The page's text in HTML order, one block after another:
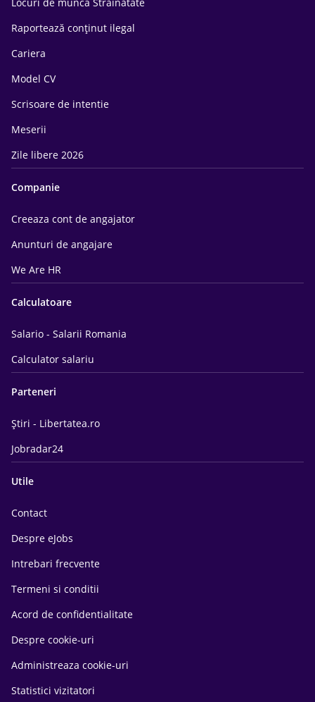
Raportează conținut ilegal
Cariera
Model CV
Scrisoare de intentie
Meserii
Zile libere 2026
Companie
Creeaza cont de angajator
Anunturi de angajare
We Are HR
Calculatoare
Salario - Salarii Romania
Calculator salariu
Parteneri
Știri - Libertatea.ro
Jobradar24
Utile
Contact
Despre eJobs
Intrebari frecvente
Termeni si conditii
Acord de confidentialitate
Despre cookie-uri
Administreaza cookie-uri
Statistici vizitatori